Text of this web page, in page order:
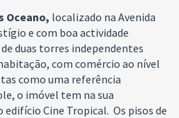
Oceano, localizado na Avenida
e com boa actividade
duas torres independentes
com comércio ao nível
como uma referência
o imóvel tem na sua
Cine Tropical. Os pisos de